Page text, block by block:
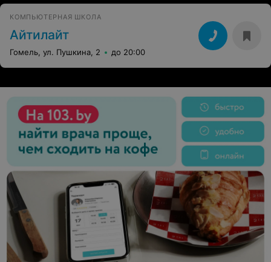
КОМПЬЮТЕРНАЯ ШКОЛА
Айтилайт
Гомель, ул. Пушкина, 2 до 20:00